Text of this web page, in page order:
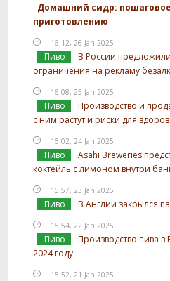
Домашний сидр:
приготовлению
16:12, 26 Jan 2025
Пиво
В России предложили
ограничения на рекламу
16:08, 25 Jan 2025
Пиво
Производство и
с ним растут и риски для
16:02, 24 Jan 2025
Пиво
Asahi Breweries
коктейль с лимоном внутри
15:57, 23 Jan 2025
Пиво В Англии закрылся
15:54, 22 Jan 2025
Пиво
Производство пива
2024 году
15:52, 21 Jan 2025